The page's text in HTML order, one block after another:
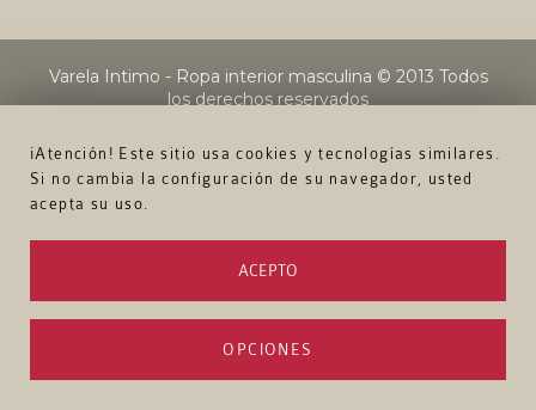
¡Atención! Este sitio usa cookies y tecnologías similares.
Si no cambia la configuración de su navegador, usted
acepta su uso.
ACEPTO
OPCIONES
Varela Intimo - Ropa interior masculina © 2013 Todos
los derechos reservados